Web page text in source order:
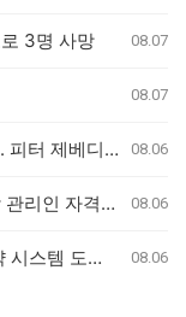
3명 사망 08.07
08.07
선코 CEO 리치 크루거, 2027년 4월 퇴임... 피터 제베디 후임 08.06
앨버타 분리주의 변호사, 원주민 부족 신탁 관리인 자격 박탈 결정에 항소 08.06
앨버타주, 의사 거치지 않는 진단 검사 예약 시스템 도입… 일부 클리닉은 관망세 08.06